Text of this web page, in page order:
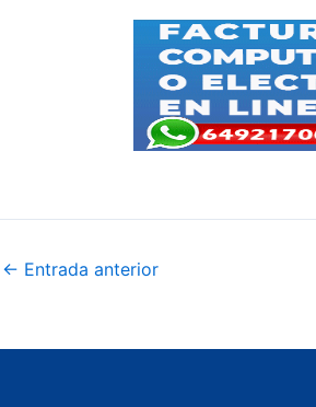
← Entrada anterior